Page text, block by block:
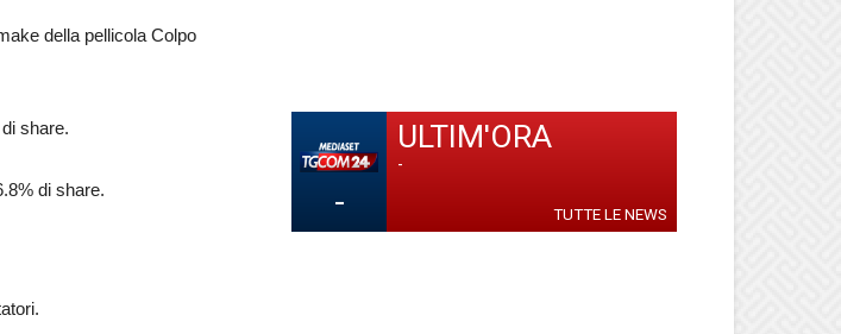
della pellicola Colpo
share.
di share. -
ULTIM'ORA
-
TUTTE LE NEWS